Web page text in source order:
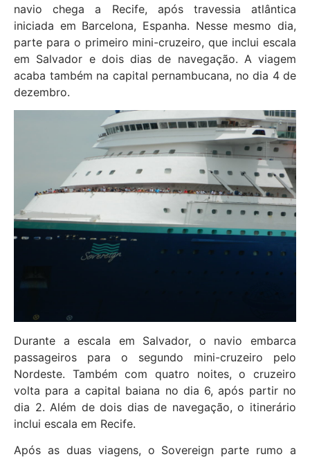
navio chega a Recife, após travessia atlântica
iniciada em Barcelona, Espanha. Nesse mesmo dia,
parte para o primeiro mini-cruzeiro, que inclui escala
em Salvador e dois dias de navegação. A viagem
acaba também na capital pernambucana, no dia 4 de
dezembro.
Durante a escala em Salvador, o navio embarca
passageiros para o segundo mini-cruzeiro pelo
Nordeste. Também com quatro noites, o cruzeiro
volta para a capital baiana no dia 6, após partir no
dia 2. Além de dois dias de navegação, o itinerário
inclui escala em Recife.
Após as duas viagens, o Sovereign parte rumo a